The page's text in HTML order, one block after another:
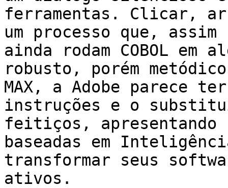
ferramentas. Clicar,
um processo que, assim
ainda rodam COBOL em
robusto, porém
MAX, a Adobe parece
instruções e o
feitiços, apresentando
baseadas em
transformar seus
ativos.